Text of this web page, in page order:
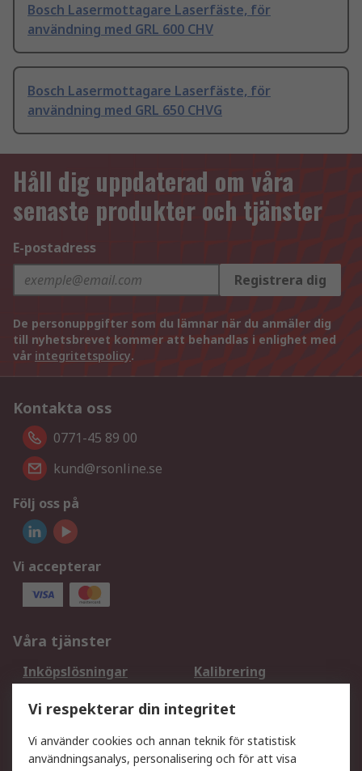
Bosch Lasermottagare Laserfäste, för
användning med GRL 600 CHV
Bosch Lasermottagare Laserfäste, för
användning med GRL 650 CHVG
Håll dig uppdaterad om våra
senaste produkter och tjänster
E-postadress
Registrera dig
De personuppgifter som du lämnar när du anmäler dig
till nyhetsbrevet kommer att behandlas i enlighet med
vår integritetspolicy.
Kontakta oss
0771-45 89 00
kund@rsonline.se
Följ oss på
Vi accepterar
Våra tjänster
Inköpslösningar
Kalibrering
DesignSpark
Teknisk Support
Ditt lokala säljteam
Exportlösningar
Vi respekterar din integritet
Vi använder cookies och annan teknik för statistisk
användningsanalys, personalisering och för att visa